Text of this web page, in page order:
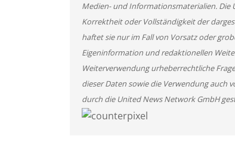
Medien- und Informationsmaterialien.
Korrektheit oder Vollständigkeit der
haftet sie nur im Fall von Vorsatz oder
Eigeninformation und redaktionellen
Weiterverwendung urheberrechtliche
dieser Daten sowie die Verwendung auch
durch die United News Network GmbH